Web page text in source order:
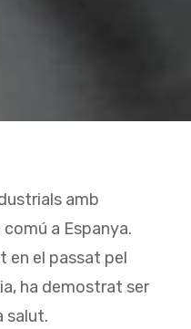
amb
a Espanya.
en el passat pel
ha demostrat ser
salut.